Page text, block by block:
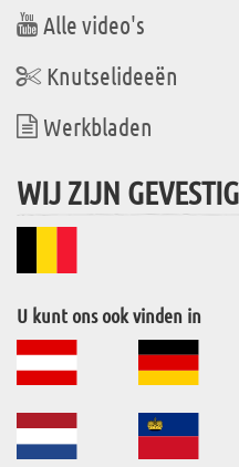
Alle video's
Knutselideeën
Werkbladen
WIJ ZIJN
U kunt ons ook vinden in